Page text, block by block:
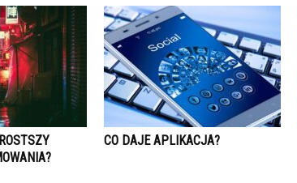
CO DAJE APLIKACJA?